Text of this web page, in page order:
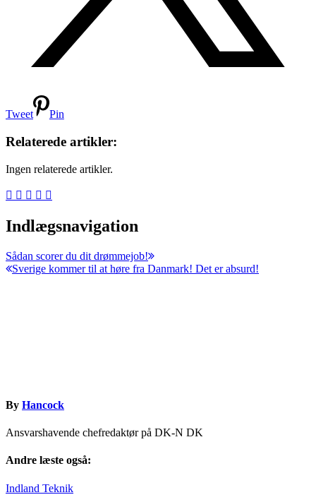
Tweet Pin
Relaterede artikler:
Ingen relaterede artikler.
Indlægsnavigation
Sådan scorer du dit drømmejob!
Sverige kommer til at høre fra Danmark! Det er absurd!
By Hancock
Ansvarshavende chefredaktør på DK-N DK
Andre læste også:
Indland Teknik